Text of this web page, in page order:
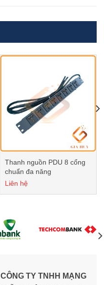
Thanh nguồn PDU 8 cổng
chuẩn đa năng
Liên hệ
CÔNG TY TNHH MẠNG